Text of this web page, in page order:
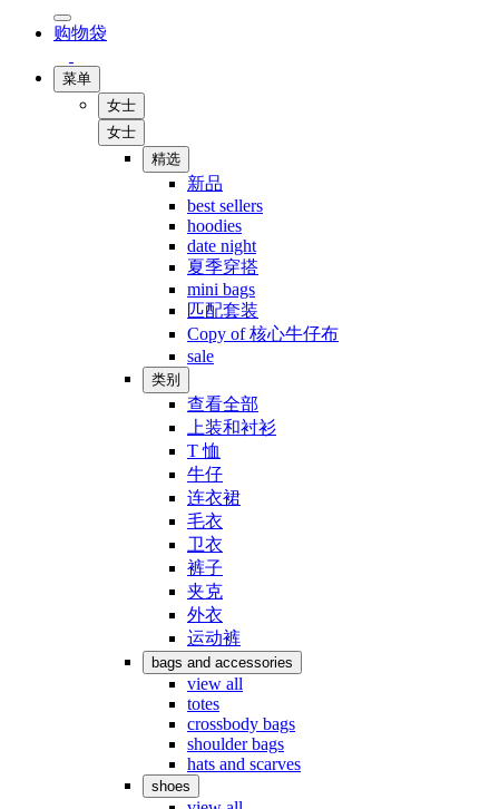
购物袋
菜单
女士
女士
精选
新品
best sellers
hoodies
date night
夏季穿搭
mini bags
匹配套装
Copy of 核心牛仔布
sale
类别
查看全部
上装和衬衫
T 恤
牛仔
连衣裙
毛衣
卫衣
裤子
夹克
外衣
运动裤
bags and accessories
view all
totes
crossbody bags
shoulder bags
hats and scarves
shoes